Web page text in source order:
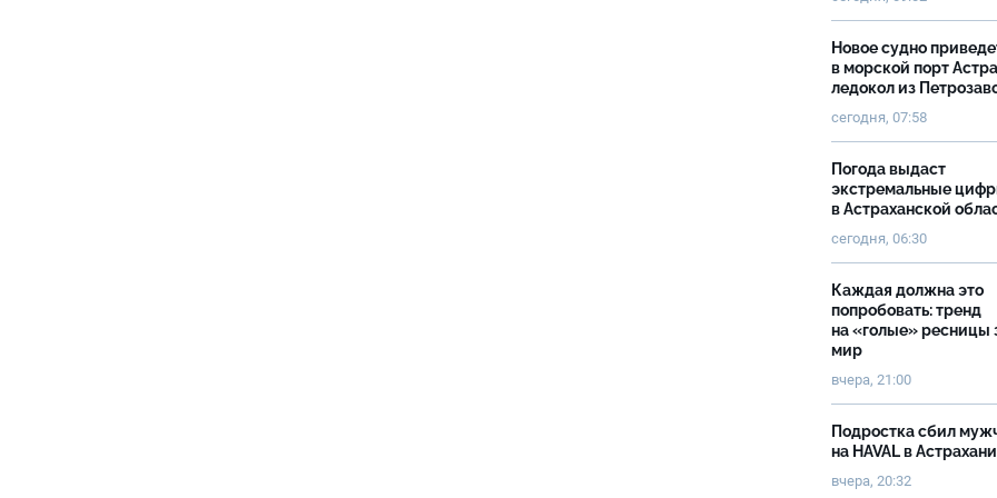
Новое судно
в морской порт
ледокол из
сегодня, 07:58
Погода выдаст
экстремальные
в Астраханской
сегодня, 06:30
Каждая должна это
попробовать: тренд
на «голые» ресницы
мир
вчера, 21:00
Подростка сбил
на HAVAL в Астрахани
вчера, 20:32